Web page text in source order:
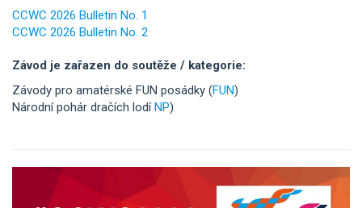
CCWC 2026 Bulletin No. 1
CCWC 2026 Bulletin No. 2
Závod je zařazen do soutěže / kategorie:
Závody pro amatérské FUN posádky (FUN)
Národní pohár dračích lodíNP)